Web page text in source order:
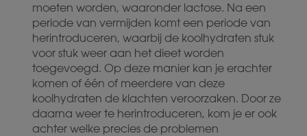
moeten worden, waaronder lactose. Na een
periode van vermijden komt een periode van
herintroduceren, waarbij de koolhydraten stuk
voor stuk weer aan het dieet worden
toegevoegd. Op deze manier kan je erachter
komen of één of meerdere van deze
koolhydraten de klachten veroorzaken. Door ze
daarna weer te herintroduceren, kom je er ook
achter welke precies de problemen